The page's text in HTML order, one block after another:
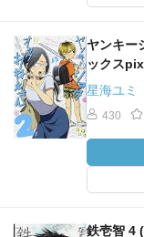
ヤンキー
ックス
星海ユミ
430
鉄壱智 4